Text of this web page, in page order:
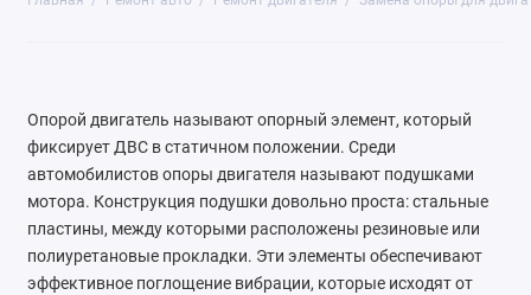
Ремонт двигателя
Ремонт и обслуживание топливной системы
Ремонт подвески
Ремонт рулевого управления
Опорой двигатель называют опорный элемент, который
фиксирует ДВС в статичном положении. Среди
автомобилистов опоры двигателя называют подушками
мотора. Конструкция подушки довольно проста: стальные
пластины, между которыми расположены резиновые или
полиуретановые прокладки. Эти элементы обеспечивают
эффективное поглощение вибрации, которые исходят от